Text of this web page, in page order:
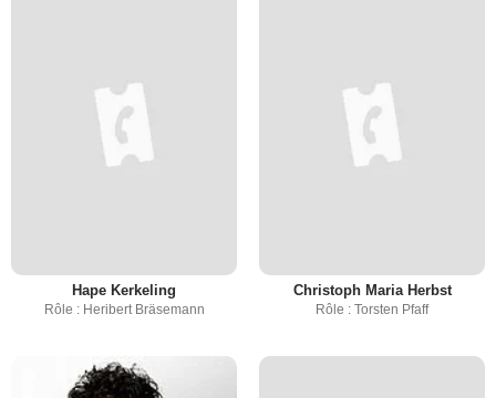
Hape Kerkeling
Rôle : Heribert Bräsemann
Christoph Maria Herbst
Rôle : Torsten Pfaff